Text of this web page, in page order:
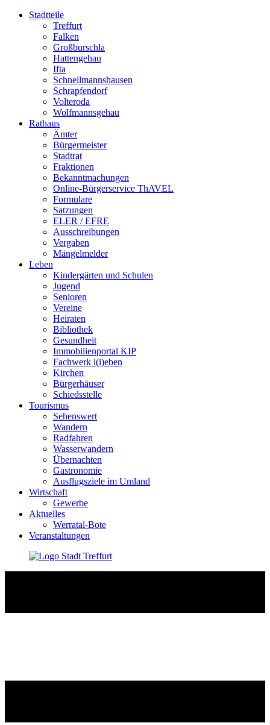
Stadtteile
Treffurt
Falken
Großburschla
Hattengehau
Ifta
Schnellmannshausen
Schrapfendorf
Volteroda
Wolfmannsgehau
Rathaus
Ämter
Bürgermeister
Stadtrat
Fraktionen
Bekanntmachungen
Online-Bürgerservice ThAVEL
Formulare
Satzungen
ELER / EFRE
Ausschreibungen
Vergaben
Mängelmelder
Leben
Kindergärten und Schulen
Jugend
Senioren
Vereine
Heiraten
Bibliothek
Gesundheit
Immobilienportal KIP
Fachwerk l(i)eben
Kirchen
Bürgerhäuser
Schiedsstelle
Tourismus
Sehenswert
Wandern
Radfahren
Wasserwandern
Übernachten
Gastronomie
Ausflugsziele im Umland
Wirtschaft
Gewerbe
Aktuelles
Werratal-Bote
Veranstaltungen